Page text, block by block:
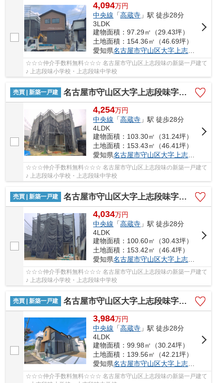
4,094万円
中央線 「高蔵寺 」駅 徒歩28分
3LDK
建物面積：97.29㎡（29.43坪）
土地面積：154.36㎡（46.69坪）
愛知県名古屋市守山区大字上志段味
☆☆☆仲介手数料無料☆☆☆ 名古屋市守山区上志段味の新築一戸建て
♪ 上志段味小学校・上志段味中学校
売買 | 新築一戸建 名古屋市守山区大字上志段味字東谷2087-81【仲介手数料無料】新築一戸建て 6号棟
4,254万円
中央線 「高蔵寺 」駅 徒歩28分
4LDK
建物面積：103.30㎡（31.24坪）
土地面積：153.43㎡（46.41坪）
愛知県名古屋市守山区大字上志段味
☆☆☆仲介手数料無料☆☆☆ 名古屋市守山区上志段味の新築一戸建て
♪ 上志段味小学校・上志段味中学校
売買 | 新築一戸建 名古屋市守山区大字上志段味字東谷2087-81【仲介手数料無料】新築一戸建て 7号棟
4,034万円
中央線 「高蔵寺 」駅 徒歩28分
4LDK
建物面積：100.60㎡（30.43坪）
土地面積：153.42㎡（46.4坪）
愛知県名古屋市守山区大字上志段味
☆☆☆仲介手数料無料☆☆☆ 名古屋市守山区上志段味の新築一戸建て
♪ 上志段味小学校・上志段味中学校
売買 | 新築一戸建 名古屋市守山区大字上志段味字東谷2087-74【仲介手数料無料】新築一戸建て 8号棟
3,984万円
中央線 「高蔵寺 」駅 徒歩28分
4LDK
建物面積：99.98㎡（30.24坪）
土地面積：139.56㎡（42.21坪）
愛知県名古屋市守山区大字上志段味
☆☆☆仲介手数料無料☆☆☆ 名古屋市守山区上志段味の新築一戸建て